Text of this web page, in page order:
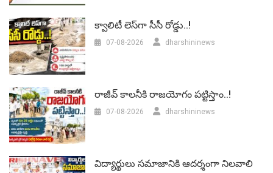
క్వాలిటీ లెస్‌గా సీసీ రోడ్డు..!
07-08-2026 dharshininews
రాజీవ్ కాలనీకి రాజయోగం పట్టిస్తాం..!
07-08-2026 dharshininews
విద్యార్థులు సమాజానికి ఆదర్శంగా నిలవాలి